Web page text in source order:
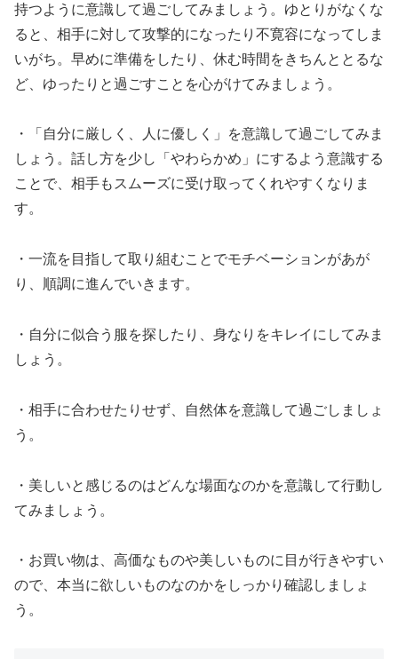
持つように意識して過ごしてみましょう。ゆとりがなくな
ると、相手に対して攻撃的になったり不寛容になってしま
いがち。早めに準備をしたり、休む時間をきちんととるな
ど、ゆったりと過ごすことを心がけてみましょう。
・「自分に厳しく、人に優しく」を意識して過ごしてみま
しょう。話し方を少し「やわらかめ」にするよう意識する
ことで、相手もスムーズに受け取ってくれやすくなりま
す。
・一流を目指して取り組むことでモチベーションがあが
り、順調に進んでいきます。
・自分に似合う服を探したり、身なりをキレイにしてみま
しょう。
・相手に合わせたりせず、自然体を意識して過ごしましょ
う。
・美しいと感じるのはどんな場面なのかを意識して行動し
てみましょう。
・お買い物は、高価なものや美しいものに目が行きやすい
ので、本当に欲しいものなのかをしっかり確認しましょ
う。